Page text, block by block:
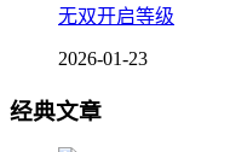
无双开启等级
2026-01-23
经典文章